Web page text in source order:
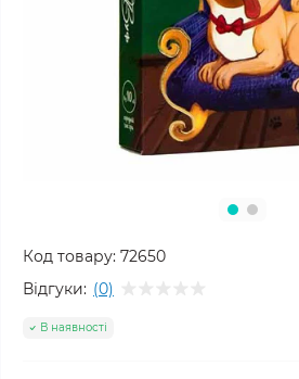
Код товару: 72650
Відгуки: (0)
В наявності